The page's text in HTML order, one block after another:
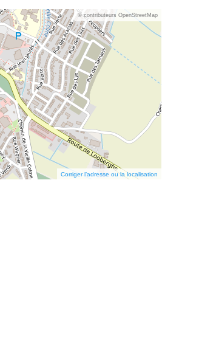
© contributeurs OpenStreetMap
Corriger l’adresse ou la localisation